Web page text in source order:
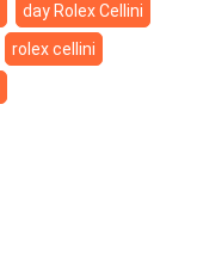
day Rolex Cellini
rolex cellini